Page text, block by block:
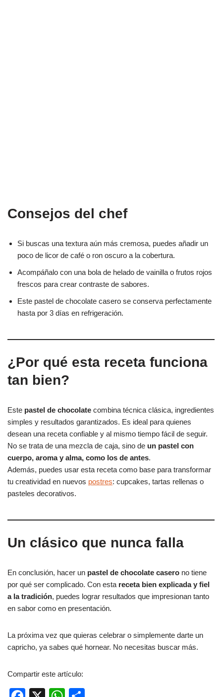
Consejos del chef
Si buscas una textura aún más cremosa, puedes añadir un
poco de licor de café o ron oscuro a la cobertura.
Acompáñalo con una bola de helado de vainilla o frutos rojos
frescos para crear contraste de sabores.
Este pastel de chocolate casero se conserva perfectamente
hasta por 3 días en refrigeración.
¿Por qué esta receta funciona
tan bien?
Este pastel de chocolate combina técnica clásica, ingredientes
simples y resultados garantizados. Es ideal para quienes
desean una receta confiable y al mismo tiempo fácil de seguir.
No se trata de una mezcla de caja, sino de un pastel con
cuerpo, aroma y alma, como los de antes.
Además, puedes usar esta receta como base para transformar
tu creatividad en nuevos postres: cupcakes, tartas rellenas o
pasteles decorativos.
Un clásico que nunca falla
En conclusión, hacer un pastel de chocolate casero no tiene
por qué ser complicado. Con esta receta bien explicada y fiel
a la tradición, puedes lograr resultados que impresionan tanto
en sabor como en presentación.
La próxima vez que quieras celebrar o simplemente darte un
capricho, ya sabes qué hornear. No necesitas buscar más.
Compartir este artículo: